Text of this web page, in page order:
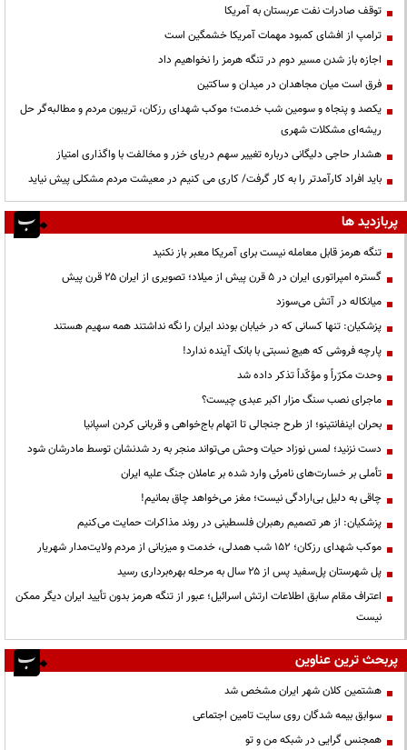
توقف صادرات نفت عربستان به آمریکا
ترامپ از افشای کمبود مهمات آمریکا خشمگین است
اجازه باز شدن مسیر دوم در تنگه هرمز را نخواهیم داد
فرق است میان مجاهدان در میدان و ساکتین
یکصد و پنجاه و سومین شب خدمت؛ موکب شهدای رزکان، تریبون مردم و مطالبه‌گر حل
ریشه‌ای مشکلات شهری
هشدار حاجی دلیگانی درباره تغییر سهم دریای خزر و مخالفت با واگذاری امتیاز
باید افراد کارآمدتر را به کار گرفت/ کاری می کنیم در معیشت مردم مشکلی پیش نیاید
پربازدید ها
تنگه هرمز قابل معامله نیست برای آمریکا معبر باز نکنید
گستره امپراتوری ایران در ۵ قرن پیش از میلاد؛ تصویری از ایران ۲۵ قرن پیش
میانکاله در آتش می‌سوزد
پزشکیان: تنها کسانی که در خیابان بودند ایران را نگه نداشتند همه سهیم هستند
پارچه فروشی که هیچ نسبتی با بانک آینده ندارد!
وحدت مکرّراً و مؤکّداً تذکر داده شد
ماجرای نصب سنگ مزار اکبر عبدی چیست؟
بحران اینفانتینو؛ از طرح جنجالی تا اتهام باج‌خواهی و قربانی کردن اسپانیا
دست نزنید؛ لمس نوزاد حیات وحش می‌تواند منجر به رد شدنشان توسط مادرشان شود
تأملی بر خسارت‌های نامرئی وارد شده بر عاملان جنگ علیه ایران
چاقی به دلیل بی‌ارادگی نیست؛ مغز می‌خواهد چاق بمانیم!
پزشکیان: از هر تصمیم رهبران فلسطینی در روند مذاکرات حمایت می‌کنیم
موکب شهدای رزکان؛ ۱۵۲ شب همدلی، خدمت و میزبانی از مردم ولایت‌مدار شهریار
پل شهرستان پل‌سفید پس از ۲۵ سال به مرحله بهره‌برداری رسید
اعتراف مقام سابق اطلاعات ارتش اسرائیل؛ عبور از تنگه هرمز بدون تأیید ایران دیگر ممکن
نیست
پربحث ترین عناوین
هشتمین کلان شهر ایران مشخص شد
سوابق بیمه شدگان روی سایت تامین اجتماعی
همجنس گرایی در شبکه من و تو